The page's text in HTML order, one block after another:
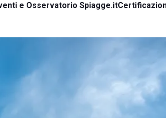
e Osservatorio Spiagge.it